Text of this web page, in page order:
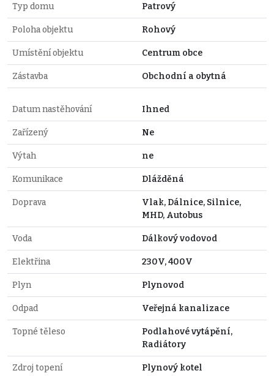
Typ domu Patrový
Poloha objektu Rohový
Umístění objektu Centrum obce
Zástavba Obchodní a obytná
Datum nastěhování Ihned
Zařízený Ne
Výtah ne
Komunikace Dlážděná
Doprava
Vlak, Dálnice, Silnice,
MHD, Autobus
Voda Dálkový vodovod
Elektřina 230V, 400V
Plyn Plynovod
Odpad Veřejná kanalizace
Topné těleso
Podlahové vytápění,
Radiátory
Zdroj topení Plynový kotel